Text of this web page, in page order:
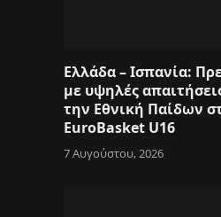
Ελλάδα – Ισπανία:
με υψηλές
την Εθνική Παίδων
EuroBasket U16
7 Αυγούστου, 2026